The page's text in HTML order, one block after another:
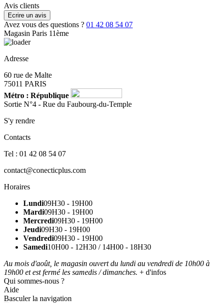
Avis clients
Ecrire un avis
Avez vous des questions ? 01 42 08 54 07
Magasin Paris 11ème
Adresse
60 rue de Malte
75011 PARIS
Métro : République
Sortie N°4 - Rue du Faubourg-du-Temple
S'y rendre
Contacts
Tel : 01 42 08 54 07
contact@conecticplus.com
Horaires
Lundi09H30 - 19H00
Mardi09H30 - 19H00
Mercredi09H30 - 19H00
Jeudi09H30 - 19H00
Vendredi09H30 - 19H00
Samedi10H00 - 12H30 / 14H00 - 18H30
Au mois d'août, le magasin ouvert du lundi au vendredi de 10h00 à
19h00 et est fermé les samedis / dimanches. + d'infos
Qui sommes-nous ?
Aide
Basculer la navigation